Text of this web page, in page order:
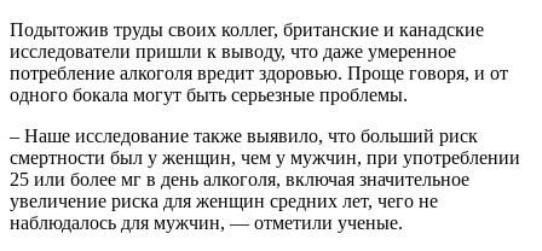
Подытожив труды своих коллег, британские и канадские
исследователи пришли к выводу, что даже умеренное
потребление алкоголя вредит здоровью. Проще говоря, и от
одного бокала могут быть серьезные проблемы.
– Наше исследование также выявило, что больший риск
смертности был у женщин, чем у мужчин, при употреблении
25 или более мг в день алкоголя, включая значительное
увеличение риска для женщин средних лет, чего не
наблюдалось для мужчин, — отметили ученые.